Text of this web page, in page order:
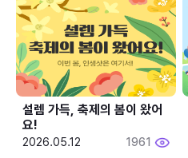
설렘 가득, 축제의 봄이 왔어
요!
2026.05.12 1961